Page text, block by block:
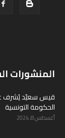
المنشورات
قيس سعيّد يُشرف
الحكومة التونسية
أغسطس 8, 2024